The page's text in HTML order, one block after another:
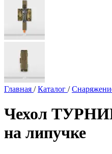
Главная / Каталог /
Чехол
на липучке